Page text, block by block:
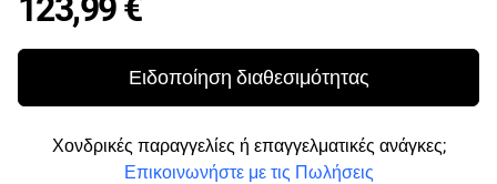
123,99 €
Ειδοποίηση διαθεσιμότητας
Χονδρικές παραγγελίες ή επαγγελματικές ανάγκες;
Επικοινωνήστε με τις Πωλήσεις